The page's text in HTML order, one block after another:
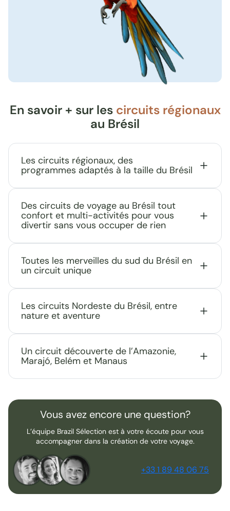
En savoir + sur les circuits régionaux
au Brésil
Les circuits régionaux, des
programmes adaptés à la taille du Brésil
Des circuits de voyage au Brésil tout
confort et multi-activités pour vous
divertir sans vous occuper de rien
Toutes les merveilles du sud du Brésil en
un circuit unique
Les circuits Nordeste du Brésil, entre
nature et aventure
Un circuit découverte de l’Amazonie,
Marajó, Belém et Manaus
Vous avez encore une question?
L’équipe Brazil Sélection est à votre écoute pour vous
accompagner dans la création de votre voyage.
+33 1 89 48 06 75